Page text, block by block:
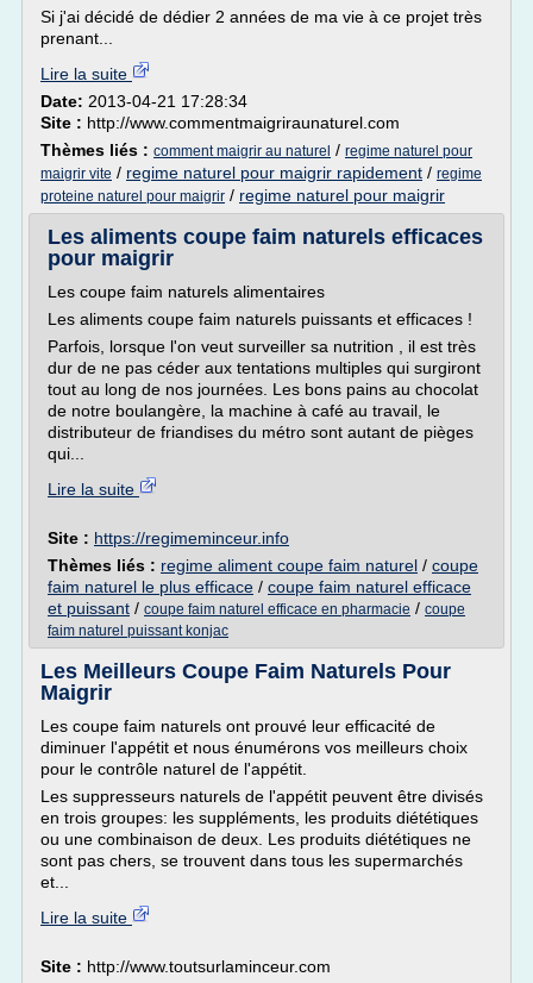
Si j'ai décidé de dédier 2 années de ma vie à ce projet très
prenant...
Lire la suite
Date: 2013-04-21 17:28:34
Site : http://www.commentmaigriraunaturel.com
Thèmes liés : comment maigrir au naturel / regime naturel pour
maigrir vite / regime naturel pour maigrir rapidement / regime
proteine naturel pour maigrir / regime naturel pour maigrir
Les aliments coupe faim naturels efficaces
pour maigrir
Les coupe faim naturels alimentaires
Les aliments coupe faim naturels puissants et efficaces !
Parfois, lorsque l'on veut surveiller sa nutrition , il est très
dur de ne pas céder aux tentations multiples qui surgiront
tout au long de nos journées. Les bons pains au chocolat
de notre boulangère, la machine à café au travail, le
distributeur de friandises du métro sont autant de pièges
qui...
Lire la suite
Site : https://regimeminceur.info
Thèmes liés : regime aliment coupe faim naturel / coupe
faim naturel le plus efficace / coupe faim naturel efficace
et puissant / coupe faim naturel efficace en pharmacie / coupe
faim naturel puissant konjac
Les Meilleurs Coupe Faim Naturels Pour
Maigrir
Les coupe faim naturels ont prouvé leur efficacité de
diminuer l'appétit et nous énumérons vos meilleurs choix
pour le contrôle naturel de l'appétit.
Les suppresseurs naturels de l'appétit peuvent être divisés
en trois groupes: les suppléments, les produits diététiques
ou une combinaison de deux. Les produits diététiques ne
sont pas chers, se trouvent dans tous les supermarchés
et...
Lire la suite
Site : http://www.toutsurlaminceur.com